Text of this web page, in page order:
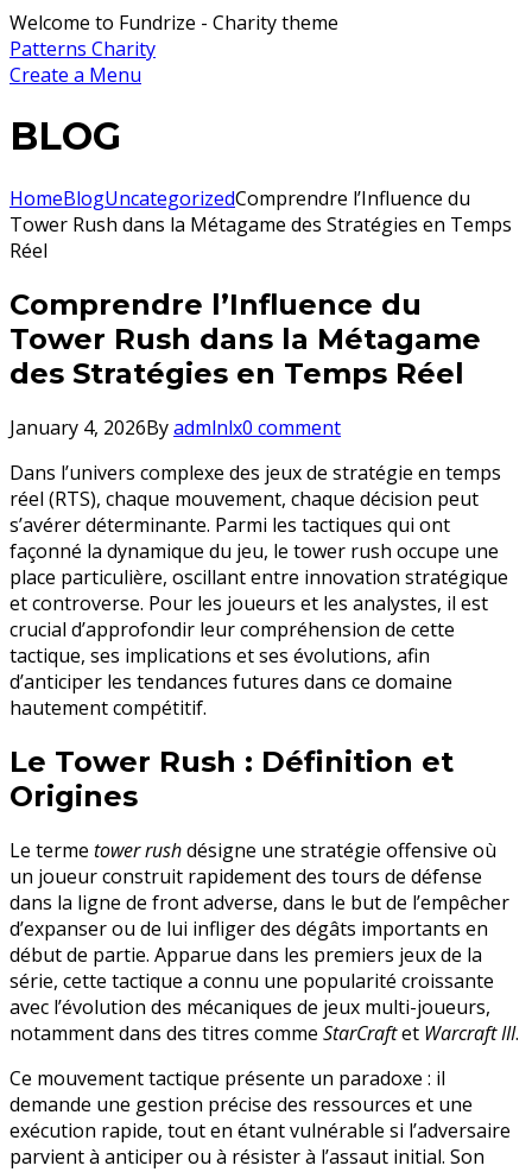
Welcome to Fundrize - Charity theme
Patterns Charity
Create a Menu
BLOG
HomeBlogUncategorizedComprendre l’Influence du
Tower Rush dans la Métagame des Stratégies en Temps
Réel
Comprendre l’Influence du
Tower Rush dans la Métagame
des Stratégies en Temps Réel
January 4, 2026Byadmlnlx0 comment
Dans l’univers complexe des jeux de stratégie en temps
réel (RTS), chaque mouvement, chaque décision peut
s’avérer déterminante. Parmi les tactiques qui ont
façonné la dynamique du jeu, le tower rush occupe une
place particulière, oscillant entre innovation stratégique
et controverse. Pour les joueurs et les analystes, il est
crucial d’approfondir leur compréhension de cette
tactique, ses implications et ses évolutions, afin
d’anticiper les tendances futures dans ce domaine
hautement compétitif.
Le Tower Rush : Définition et
Origines
Le terme tower rushdésigne une stratégie offensive où
un joueur construit rapidement des tours de défense
dans la ligne de front adverse, dans le but de l’empêcher
d’expanser ou de lui infliger des dégâts importants en
début de partie. Apparue dans les premiers jeux de la
série, cette tactique a connu une popularité croissante
avec l’évolution des mécaniques de jeux multi-joueurs,
notamment dans des titres comme StarCraftet Warcraft III.
Ce mouvement tactique présente un paradoxe : il
demande une gestion précise des ressources et une
exécution rapide, tout en étant vulnérable si l’adversaire
parvient à anticiper ou à résister à l’assaut initial. Son